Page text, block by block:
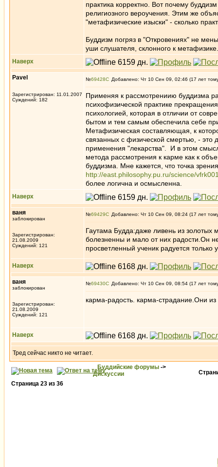
практика корректно. Вот почему
религиозного вероучения. Этим же
"метафизические изыски" - сколько
Буддизм погряз в "Откровениях" не
уши слушателя, склонного к метафизике.
Наверх
Pavel
Зарегистрирован: 11.01.2007
Суждений: 182
№69428 Добавлено: Чт 10 Сен 09, 02:46 (17 лет
Применяя к рассмотрениию буддизма
психофизической практике
психологией, которая в отличии от
бытом и тем самым обеспечила себе
Метафизическая составляющая, к
связанных с физической смертью, - это
применения "лекарства". И в этом
метода рассмотрения к карме как к
буддизма. Мне кажется, что точка
http://east.philosophy.pu.ru/science/
более логична и осмысленна.
Наверх
ваня
заблокирован
Зарегистрирован:
21.08.2009
Суждений: 121
№69429 Добавлено: Чт 10 Сен 09, 08:24 (17 лет
Гаутама Будда:даже ливень из золотых
болезненны и мало от них радости.Он
просветленный ученик радуется
Наверх
ваня
заблокирован
Зарегистрирован:
21.08.2009
Суждений: 121
№69430 Добавлено: Чт 10 Сен 09, 08:54 (17 лет
карма-радость. карма-страдание.Они
Наверх
Тред сейчас никто не читает.
Буддийские форумы ->
Дискуссии
Страница 23 из 36